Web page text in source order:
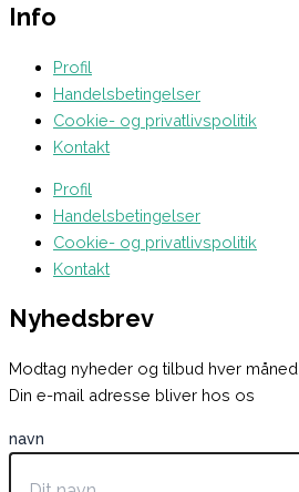
Info
Profil
Handelsbetingelser
Cookie- og privatlivspolitik
Kontakt
Profil
Handelsbetingelser
Cookie- og privatlivspolitik
Kontakt
Nyhedsbrev
Modtag nyheder og tilbud hver måned
Din e-mail adresse bliver hos os
navn